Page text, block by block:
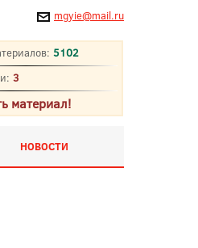
mgyie@mail.ru
5102
3
материал!
НОВОСТИ